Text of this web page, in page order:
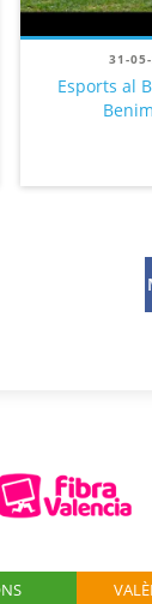
31-
Esports al